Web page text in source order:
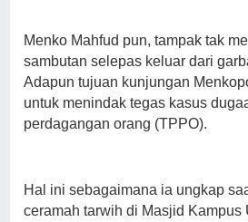
Menko Mahfud pun, tampak tak
sambutan selepas keluar dari
Adapun tujuan kunjungan
untuk menindak tegas kasus
perdagangan orang (TPPO).
Hal ini sebagaimana ia ungkap
ceramah tarwih di Masjid Kampus